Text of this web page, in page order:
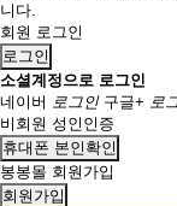
니다.
회원 로그인
로그인
소셜계정으로 로그인
네이버 로그인 구글+ 로
비회원 성인인증
휴대폰 본인확인
봉봉몰 회원가입
회원가입